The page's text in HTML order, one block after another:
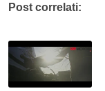
Post correlati: